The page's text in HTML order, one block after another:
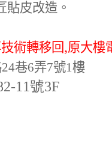
貼皮改造。
術轉移回,原大樓
巷6弄7號1樓
11號3F